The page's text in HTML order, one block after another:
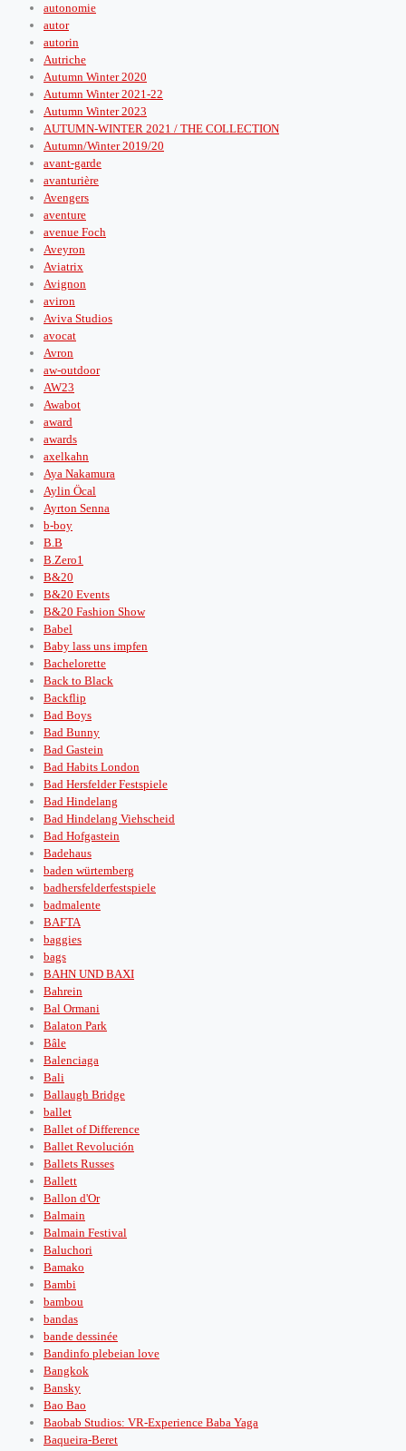
autonomie
autor
autorin
Autriche
Autumn Winter 2020
Autumn Winter 2021-22
Autumn Winter 2023
AUTUMN-WINTER 2021 / THE COLLECTION
Autumn/Winter 2019/20
avant-garde
avanturière
Avengers
aventure
avenue Foch
Aveyron
Aviatrix
Avignon
aviron
Aviva Studios
avocat
Avron
aw-outdoor
AW23
Awabot
award
awards
axelkahn
Aya Nakamura
Aylin Öcal
Ayrton Senna
b-boy
B.B
B.Zero1
B&20
B&20 Events
B&20 Fashion Show
Babel
Baby lass uns impfen
Bachelorette
Back to Black
Backflip
Bad Boys
Bad Bunny
Bad Gastein
Bad Habits London
Bad Hersfelder Festspiele
Bad Hindelang
Bad Hindelang Viehscheid
Bad Hofgastein
Badehaus
baden würtemberg
badhersfelderfestspiele
badmalente
BAFTA
baggies
bags
BAHN UND BAXI
Bahrein
Bal Ormani
Balaton Park
Bâle
Balenciaga
Bali
Ballaugh Bridge
ballet
Ballet of Difference
Ballet Revolución
Ballets Russes
Ballett
Ballon d'Or
Balmain
Balmain Festival
Baluchori
Bamako
Bambi
bambou
bandas
bande dessinée
Bandinfo plebeian love
Bangkok
Bansky
Bao Bao
Baobab Studios: VR-Experience Baba Yaga
Baqueira-Beret